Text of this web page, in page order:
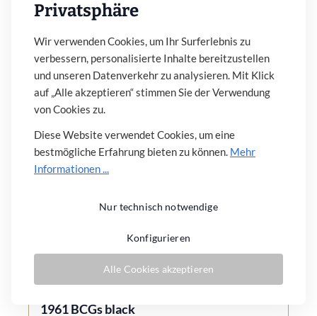
1961 BCGs black
Privatsphäre
Wir verwenden Cookies, um Ihr Surferlebnis zu
verbessern, personalisierte Inhalte bereitzustellen
und unseren Datenverkehr zu analysieren. Mit Klick
auf „Alle akzeptieren“ stimmen Sie der Verwendung
von Cookies zu.
Diese Website verwendet Cookies, um eine
bestmögliche Erfahrung bieten zu können. Mehr
Informationen ...
Nur technisch notwendige
Konfigurieren
Alle Cookies akzeptieren